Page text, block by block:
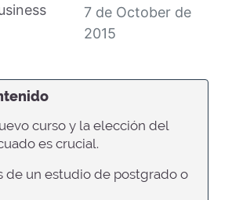
7 de October de
2015
curso y la elección del
es crucial.
de un estudio de postgrado o